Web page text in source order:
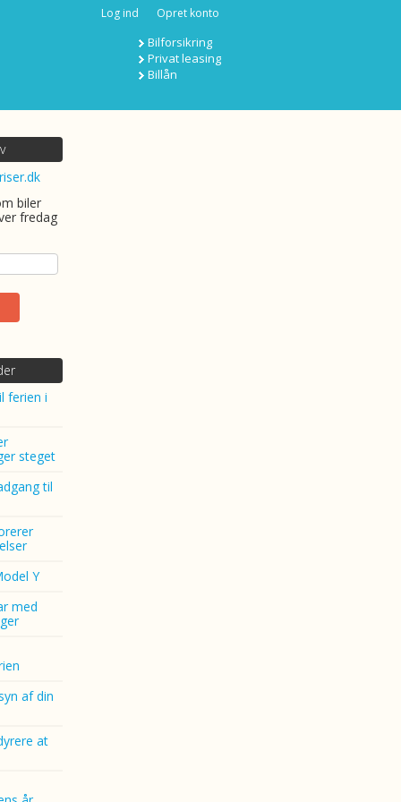
Log ind Opret konto
Bilforsikring
Privat leasing
Billån
biler
fredag
ferien i
steget
til
Y
med
af din
at